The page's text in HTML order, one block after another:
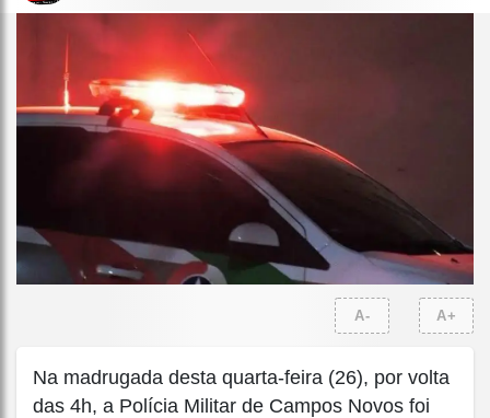
A- A+
Na madrugada desta quarta-feira (26), por volta
das 4h, a Polícia Militar de Campos Novos foi